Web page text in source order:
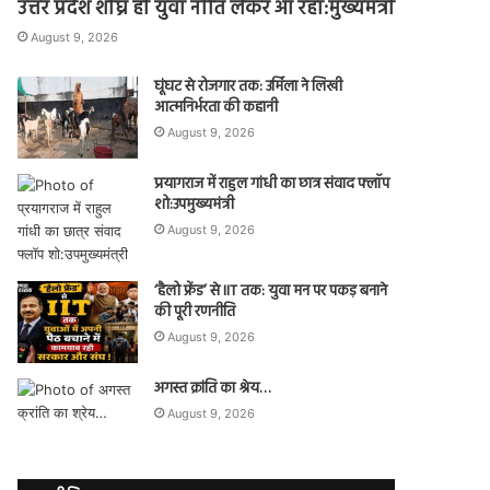
उत्तर प्रदेश शीघ्र ही युवा नीति लेकर आ रहा:मुख्यमंत्री
August 9, 2026
घूंघट से रोजगार तक: उर्मिला ने लिखी
आत्मनिर्भरता की कहानी
August 9, 2026
प्रयागराज में राहुल गांधी का छात्र संवाद फ्लॉप
शो:उपमुख्यमंत्री
August 9, 2026
‘हैलो फ्रेंड’ से IIT तक: युवा मन पर पकड़ बनाने
की पूरी रणनीति
August 9, 2026
अगस्त क्रांति का श्रेय…
August 9, 2026